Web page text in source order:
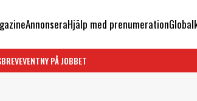
AnnonseraHjälp med prenumeration
EVENTNY PÅ JOBBET